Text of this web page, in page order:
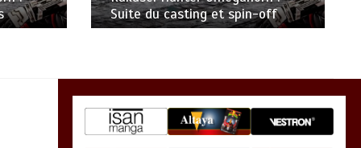
Suite du casting et spin-off